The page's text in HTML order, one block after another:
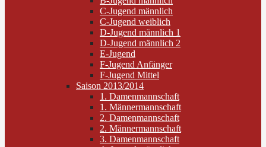
C-Jugend männlich
C-Jugend weiblich
D-Jugend männlich 1
D-Jugend männlich 2
E-Jugend
F-Jugend Anfänger
F-Jugend Mittel
Saison 2013/2014
1. Damenmannschaft
1. Männermannschaft
2. Damenmannschaft
2. Männermannschaft
3. Damenmannschaft